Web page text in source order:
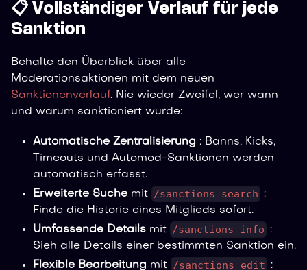
📋 Vollständiger Verlauf für jede
Sanktion
Behalte den Überblick über alle
Moderationsaktionen mit dem neuen
Sanktionenverlauf. Nie wieder Zweifel, wer wann
und warum sanktioniert wurde:
Automatische Zentralisierung : Banns, Kicks,
Timeouts und Automod-Sanktionen werden
automatisch erfasst.
Erweiterte Suche mit /sanctions search
:
Finde die Historie eines Mitglieds sofort.
Umfassende Details mit /sanctions info
:
Sieh alle Details einer bestimmten Sanktion ein.
Flexible Bearbeitung mit /sanctions edit
: